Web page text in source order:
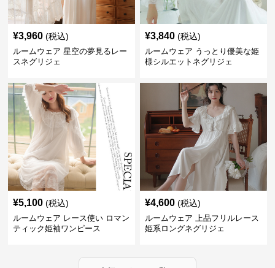
¥3,960 (税込)
ルームウェア 星空の夢見るレー
スネグリジェ
¥3,840 (税込)
ルームウェア うっとり優美な姫
様シルエットネグリジェ
¥5,100 (税込)
ルームウェア レース使い ロマン
ティック姫袖ワンピース
¥4,600 (税込)
ルームウェア 上品フリルレース
姫系ロングネグリジェ